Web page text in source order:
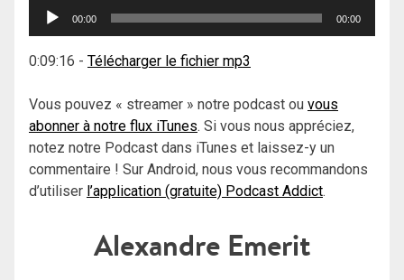
Lecteur
00:00 00:00
0:09:16 - Télécharger le fichier mp3
Vous pouvez « streamer » notre podcast ou vous
abonner à notre flux iTunes. Si vous nous appréciez,
notez notre Podcast dans iTunes et laissez-y un
commentaire ! Sur Android, nous vous recommandons
d’utiliser l’application (gratuite) Podcast Addict.
Alexandre Emerit